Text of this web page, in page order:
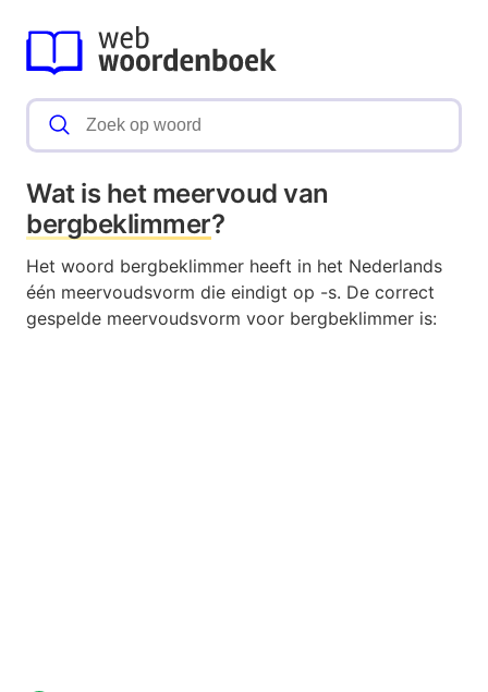
Wat is het meervoud van
bergbeklimmer?
Het woord bergbeklimmer heeft in het Nederlands
één meervoudsvorm die eindigt op -s. De correct
gespelde meervoudsvorm voor bergbeklimmer is: